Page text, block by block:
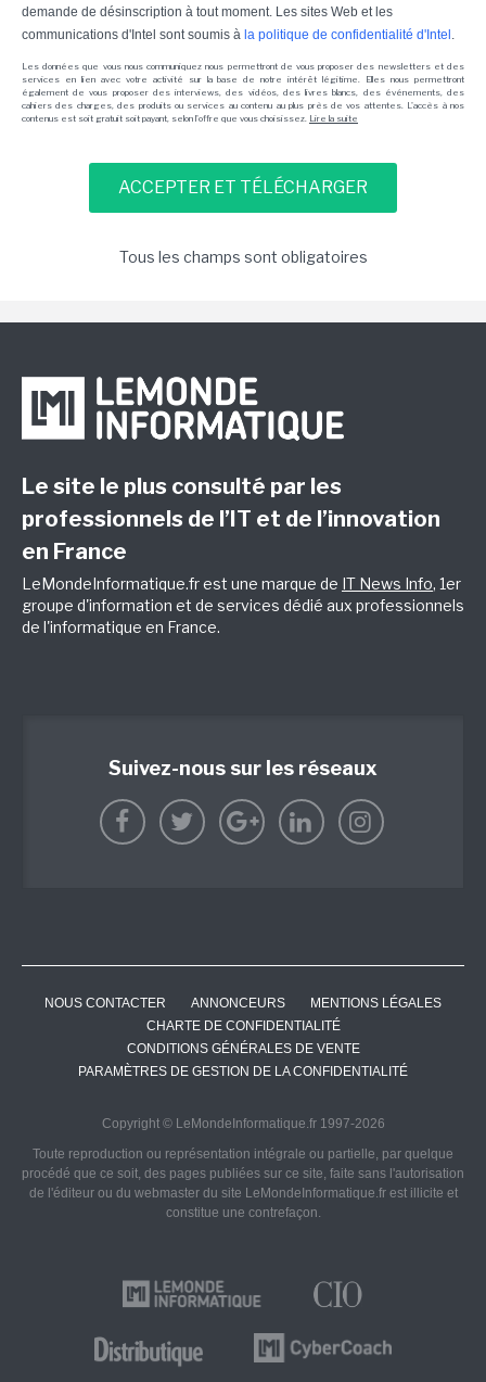
demande de désinscription à tout moment. Les sites Web et les
communications d'Intel sont soumis à la politique de confidentialité d'Intel .
Les données que vous nous communiquez nous permettront de vous proposer des newsletters et des
services en lien avec votre activité sur la base de notre intérêt légitime. Elles nous permettront
également de vous proposer des interviews, des vidéos, des livres blancs, des événements, des
cahiers des charges, des produits ou services au contenu au plus près de vos attentes. L'accès à nos
contenus est soit gratuit soit payant, selon l'offre que vous choisissez. Lire la suite
Tous les champs sont obligatoires
Le site le plus consulté par les
professionnels de l’IT et de l’innovation
en France
LeMondeInformatique.fr est une marque de IT News Info, 1er
groupe d'information et de services dédié aux professionnels
de l'informatique en France.
Suivez-nous sur les réseaux
NOUS CONTACTER ANNONCEURS
MENTIONS LÉGALES
CHARTE DE CONFIDENTIALITÉ
CONDITIONS GÉNÉRALES DE VENTE
PARAMÈTRES DE GESTION DE LA CONFIDENTIALITÉ
Copyright © LeMondeInformatique.fr 1997-2026
Toute reproduction ou représentation intégrale ou partielle, par quelque
procédé que ce soit, des pages publiées sur ce site, faite sans l'autorisation
de l'éditeur ou du webmaster du site LeMondeInformatique.fr est illicite et
constitue une contrefaçon.